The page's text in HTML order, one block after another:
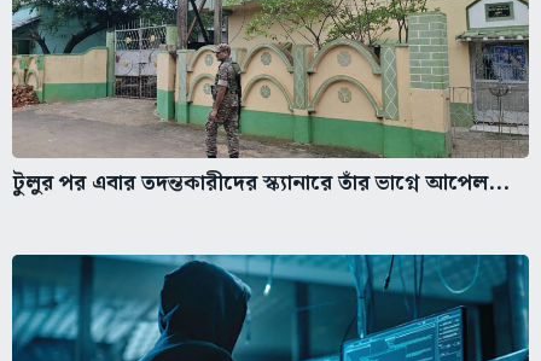
টুলুর পর এবার তদন্তকারীদের স্ক্যানারে তাঁর ভাগ্নে আপেল...